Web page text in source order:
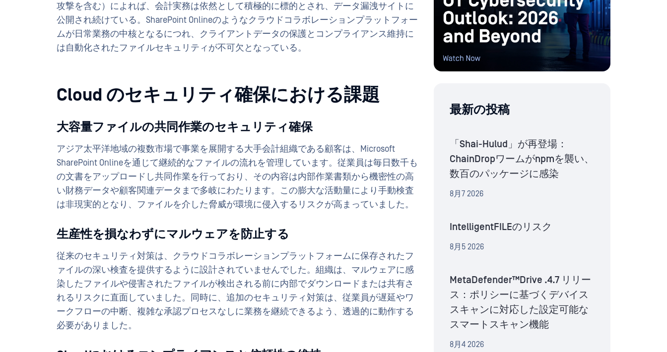
攻撃を含む）によれば、会計実務は依然として積極的に標的とされ、データ漏洩サイトに
公開され続けている。SharePoint Onlineのようなクラウドコラボレーションプラットフォー
ムが日常業務の中核となるにつれ、クライアントデータの保護とコンプライアンス維持に
は自動化されたファイルセキュリティが不可欠となっている。
Cloud のセキュリティ確保における課題
大容量ファイルの共同作業のセキュリティ確保
アジア太平洋地域の複数市場で事業を展開する大手会計組織である顧客は、Microsoft
SharePoint Onlineを通じて継続的なファイルの流れを管理しています。従業員は毎日数千も
の文書をアップロードし共同作業を行っており、その内容は内部作業書類から機密性の高
い財務データや顧客関連データまで多岐にわたります。この膨大な活動量により手動検査
は非現実的となり、ファイルを介した脅威が環境に侵入するリスクが高まっていました。
生産性を損なわずにマルウェアを防止する
従来のセキュリティ対策は、クラウドコラボレーションプラットフォームに保存されたフ
ァイルの深い検査を提供するように設計されていませんでした。組織は、マルウェアに感
染したファイルや侵害されたファイルが検出される前に内部でダウンロードまたは共有さ
れるリスクに直面していました。同時に、追加のセキュリティ対策は、従業員が遅延やワ
ークフローの中断、複雑な承認プロセスなしに業務を継続できるよう、透過的に動作する
必要がありました。
最新の投稿
「Shai-Hulud」が再登場：
ChainDropワームがnpmを襲い、
数百のパッケージに感染
8月7 2026
IntelligentFILEのリスク
8月5 2026
MetaDefender™Drive .4.7 リリー
ス：ポリシーに基づくデバイス
スキャンに対応した設定可能な
スマートスキャン機能
8月4 2026